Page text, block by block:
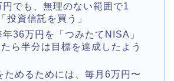
でも、無理のない範囲で1
投資信託を買う」
36万円を「つみたてNISA」
ら半分は目標を達成したよう
ためるためには、毎月6万円〜